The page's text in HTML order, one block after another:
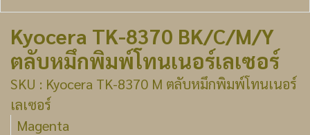
Kyocera TK-8370 BK/C/M/Y
ตลับหมึกพิมพ์โทนเนอร์เลเซอร์
SKU : Kyocera TK-8370 M ตลับหมึกพิมพ์โทนเนอร์
เลเซอร์
Magenta